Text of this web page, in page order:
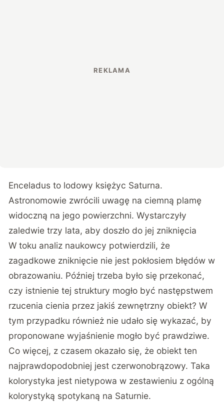
Enceladus to lodowy księżyc Saturna.
Astronomowie zwrócili uwagę na ciemną plamę
widoczną na jego powierzchni. Wystarczyły
zaledwie trzy lata, aby doszło do jej zniknięcia
W toku analiz naukowcy potwierdzili, że
zagadkowe zniknięcie nie jest pokłosiem błędów w
obrazowaniu. Później trzeba było się przekonać,
czy istnienie tej struktury mogło być następstwem
rzucenia cienia przez jakiś zewnętrzny obiekt? W
tym przypadku również nie udało się wykazać, by
proponowane wyjaśnienie mogło być prawdziwe.
Co więcej, z czasem okazało się, że obiekt ten
najprawdopodobniej jest czerwonobrązowy. Taka
kolorystyka jest nietypowa w zestawieniu z ogólną
kolorystyką spotykaną na Saturnie.